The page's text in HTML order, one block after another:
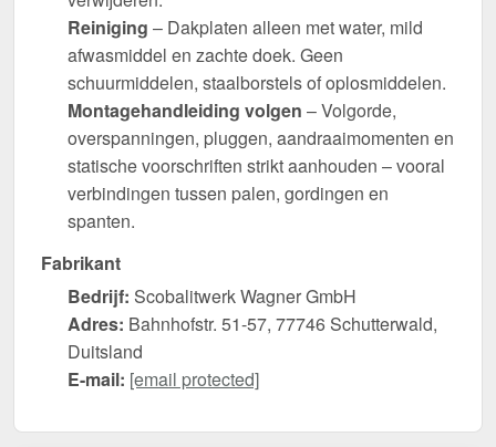
Reiniging – Dakplaten alleen met water, mild
afwasmiddel en zachte doek. Geen
schuurmiddelen, staalborstels of oplosmiddelen.
Montagehandleiding volgen – Volgorde,
overspanningen, pluggen, aandraaimomenten en
statische voorschriften strikt aanhouden – vooral
verbindingen tussen palen, gordingen en
spanten.
Fabrikant
Bedrijf: Scobalitwerk Wagner GmbH
Adres: Bahnhofstr. 51-57, 77746 Schutterwald,
Duitsland
E-mail: [email protected]